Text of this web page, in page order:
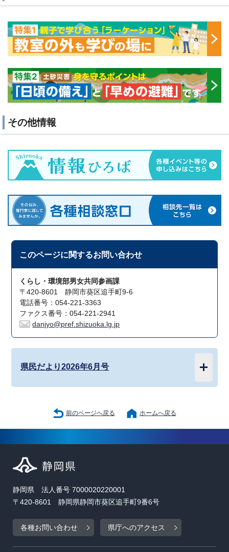
その他情報
このページに関するお問い合わせ
くらし・環境部男女共同参画課
〒420-8601 静岡市葵区追手町9-6
電話番号：054-221-3363
ファクス番号：054-221-2941
danjyo@pref.shizuoka.lg.jp
県民だより2026年6月号
前のページへ戻る ホームへ戻る
静岡県 法人番号 7000020220001
〒420-8601 静岡県静岡市葵区追手町9番6号
各種お問い合わせ 県庁へのアクセス